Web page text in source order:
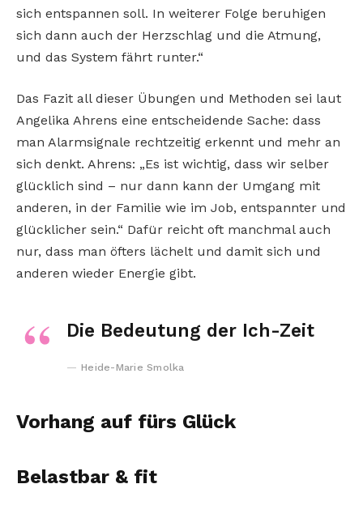
sich entspannen soll. In weiterer Folge beruhigen
sich dann auch der Herzschlag und die Atmung,
und das System fährt runter.“
Das Fazit all dieser Übungen und Methoden sei laut
Angelika Ahrens eine entscheidende Sache: dass
man Alarmsignale rechtzeitig erkennt und mehr an
sich denkt. Ahrens: „Es ist wichtig, dass wir selber
glücklich sind – nur dann kann der Umgang mit
anderen, in der Familie wie im Job, entspannter und
glücklicher sein.“ Dafür reicht oft manchmal auch
nur, dass man öfters lächelt und damit sich und
anderen wieder Energie gibt.
Die Bedeutung der Ich-Zeit
Heide-Marie Smolka
Vorhang auf fürs Glück
Belastbar & fit